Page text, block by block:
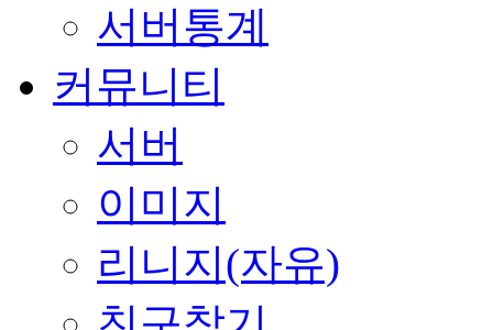
서버통계
커뮤니티
서버
이미지
리니지(자유)